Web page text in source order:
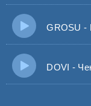
GROSU -
DOVI -